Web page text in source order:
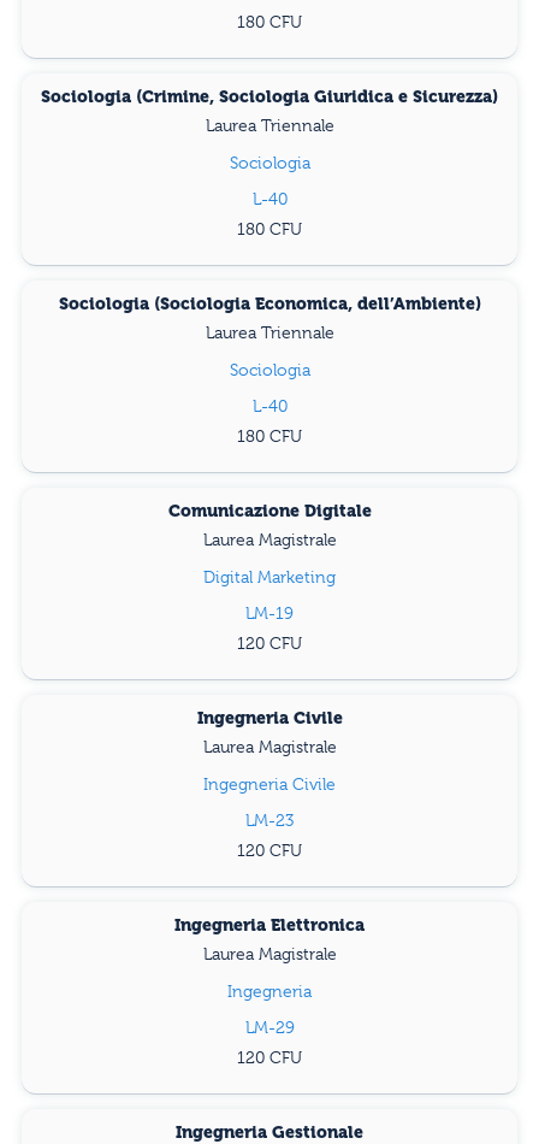
180
Sociologia (Crimine, Sociologia Giuridica e Sicurezza)
Laurea Triennale
Sociologia
L-40
180
Sociologia (Sociologia Economica, dell’Ambiente)
Laurea Triennale
Sociologia
L-40
180
Comunicazione Digitale
Laurea Magistrale
Digital Marketing
LM-19
120
Ingegneria Civile
Laurea Magistrale
Ingegneria Civile
LM-23
120
Ingegneria Elettronica
Laurea Magistrale
Ingegneria
LM-29
120
Ingegneria Gestionale